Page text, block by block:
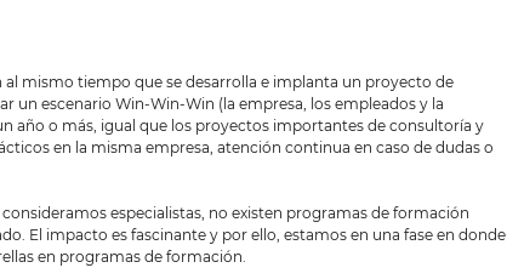
mismo tiempo que se desarrolla e implanta un proyecto de
escenario Win-Win-Win (la empresa, los empleados y la
año o más, igual que los proyectos importantes de consultoría y
en la misma empresa, atención continua en caso de dudas o
especialistas, no existen programas de formación
El impacto es fascinante y por ello, estamos en una fase en donde
en programas de formación.